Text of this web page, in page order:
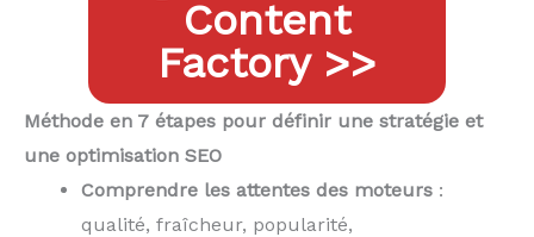
Content
Factory >>
Méthode en 7 étapes pour définir une stratégie et
une optimisation SEO
Comprendre les attentes des moteurs :
qualité, fraîcheur, popularité,